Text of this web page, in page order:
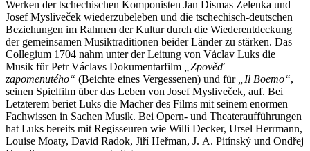
Werken der tschechischen Komponisten Jan Dismas Zelenka und
Josef Mysliveček wiederzubeleben und die tschechisch-deutschen
Beziehungen im Rahmen der Kultur durch die Wiederentdeckung
der gemeinsamen Musiktraditionen beider Länder zu stärken. Das
Collegium 1704 nahm unter der Leitung von Václav Luks die
Musik für Petr Václavs Dokumentarfilm
„Zpověď
zapomenutého“ (Beichte eines Vergessenen) und für „Il Boemo“,
seinen Spielfilm über das Leben von Josef Mysliveček, auf. Bei
Letzterem beriet Luks die Macher des Films mit seinem enormen
Fachwissen in Sachen Musik. Bei Opern- und Theateraufführungen
hat Luks bereits mit Regisseuren wie Willi Decker, Ursel Herrmann,
Louise Moaty, David Radok, Jiří Heřman, J. A. Pitínský und Ondřej